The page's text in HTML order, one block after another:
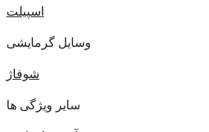
اسپیلت
وسایل گرمایشی
شوفاژ
سایر ویژگی ها